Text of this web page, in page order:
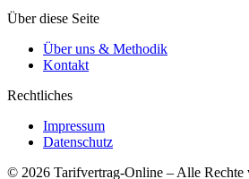
Über diese Seite
Über uns & Methodik
Kontakt
Rechtliches
Impressum
Datenschutz
© 2026 Tarifvertrag-Online – Alle Rechte